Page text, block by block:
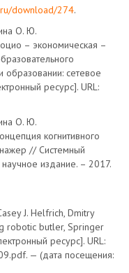
download/274.
О. Ю.
– экономическая –
образовании: сетевое
ресурс]. URL:
О. Ю.
когнитивного
// Системный
издание. – 2017.
J. Helfrich, Dmitry
robotic butler, Springer
ресурс]. URL:
— (дата посещения: